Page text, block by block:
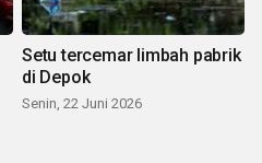
Setu tercemar limbah pabrik
di Depok
Senin, 22 Juni 2026